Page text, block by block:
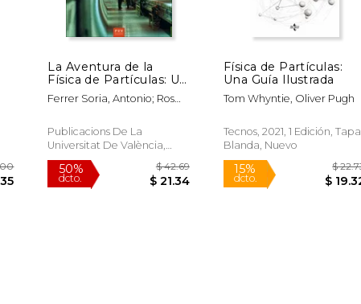
$ 47.74 dcto. $ 18.26 dcto.
La Aventura de la
Física de Partículas: Un
Viaje de un Siglo Para
Construir el Modelo
Ferrer Soria, Antonio; Ros
Publicacions De La
Universitat De València,
2019, Tapa Blanda, Nuevo
Física de Partículas:
Una Guía Ilustrada
Tom Whyntie, Oliver Pugh
Tecnos, 2021, 1 Edición, Tapa
Blanda, Nuevo